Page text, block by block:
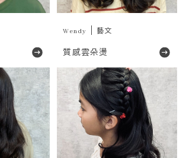
Wendy 藝文
質感雲朵燙